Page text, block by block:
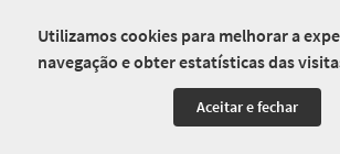
Utilizamos cookies para melhorar a
navegação e obter estatísticas das
Aceitar e fechar